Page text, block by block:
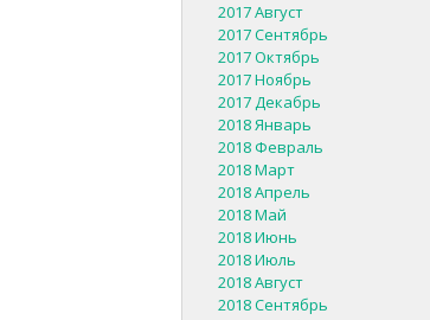
2017 Август
2017 Сентябрь
2017 Октябрь
2017 Ноябрь
2017 Декабрь
2018 Январь
2018 Февраль
2018 Март
2018 Апрель
2018 Май
2018 Июнь
2018 Июль
2018 Август
2018 Сентябрь